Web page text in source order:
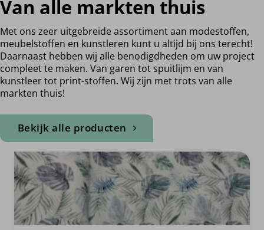
Van alle markten thuis
Met ons zeer uitgebreide assortiment aan modestoffen,
meubelstoffen en kunstleren kunt u altijd bij ons terecht!
Daarnaast hebben wij alle benodigdheden om uw project
compleet te maken. Van garen tot spuitlijm en van
kunstleer tot print-stoffen. Wij zijn met trots van alle
markten thuis!
Bekijk alle producten